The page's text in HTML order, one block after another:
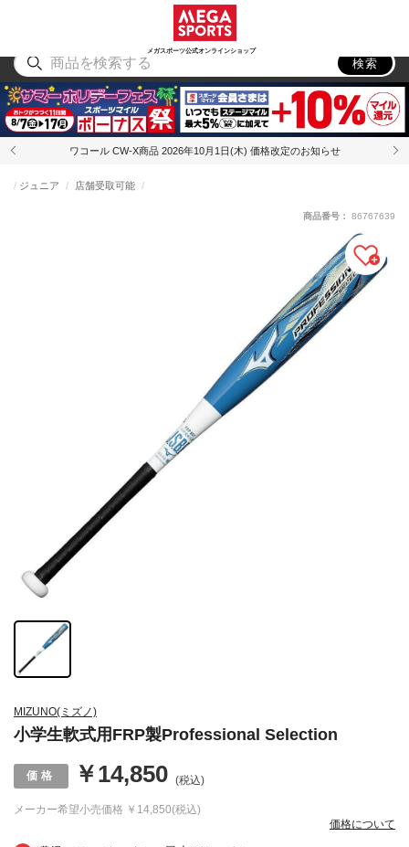
メガスポーツ公式オンラインショップ
アウトドア
検索
ワコール CW-X商品 2026年10月1日(木) 価格改定のお知らせ
MIZUNO(ミズノ)
小学生軟式用FRP製Professional Selection
ジュニア 店舗受取可能
メーカー希望小売価格 ￥14,850(税込)
￥14,850 (税込)
価格について
商品番号： 86767639